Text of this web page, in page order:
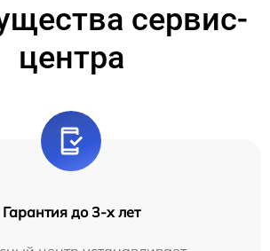
сервис-
центра
Гарантия до 3-х лет